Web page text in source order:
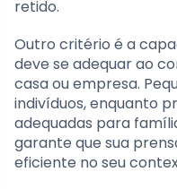
retido.
Outro critério é a
deve se adequar ao
casa ou empresa.
indivíduos, enquanto
adequadas para
garante que sua
eficiente no seu